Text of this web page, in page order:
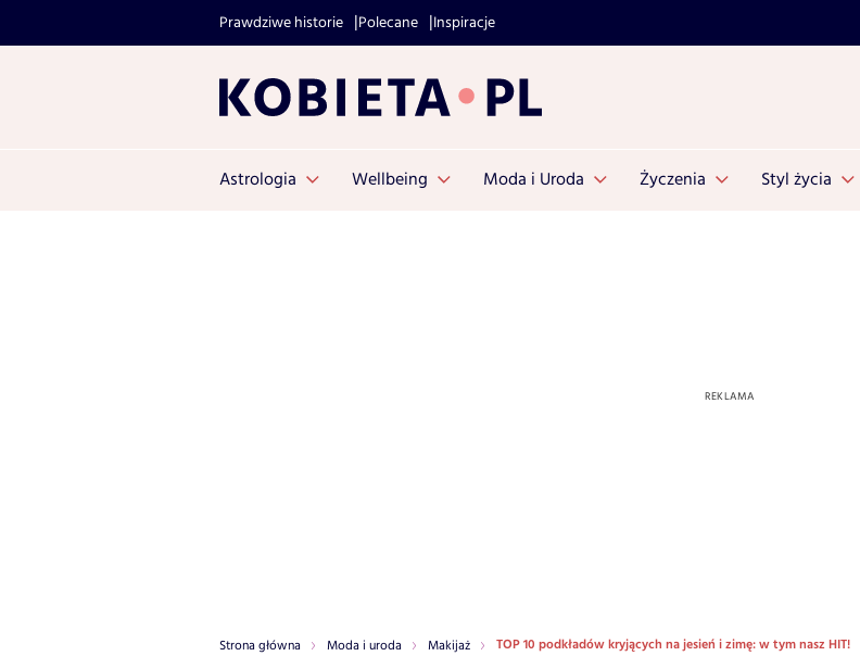
Prawdziwe historie Polecane Inspiracje
Astrologia Wellbeing Moda i Uroda Życzenia Styl życia
Strona główna Moda i uroda Makijaż TOP 10 podkładów kryjących na jesień i zimę: w tym nasz HIT!